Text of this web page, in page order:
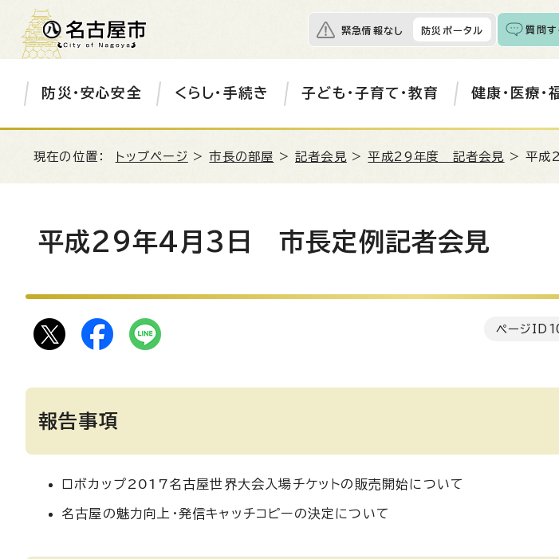
緊急情報なし 防災ポータル 質問す
防災・安心安全 くらし・手続き 子ども・子育て・教育 健康・医療・
現在の位置： トップページ >市長の部屋 >記者会見>平成29年度 記者会見 > 平成
平成29年4月3日 市長定例記者会見
ページID
報告事項
ロボカップ2017名古屋世界大会入場チケットの販売開始について
名古屋の魅力向上・発信キャッチコピーの決定について